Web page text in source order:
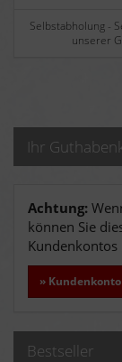
Selbstabholung -
unserer
Ihr
Achtung:
können Sie
»
Bestseller